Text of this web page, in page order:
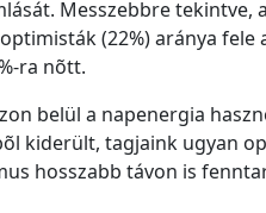
Messzebbre tekintve,
(22%) aránya fele
ra nõtt.
belül a napenergia
kiderült, tagjaink ugyan
hosszabb távon is